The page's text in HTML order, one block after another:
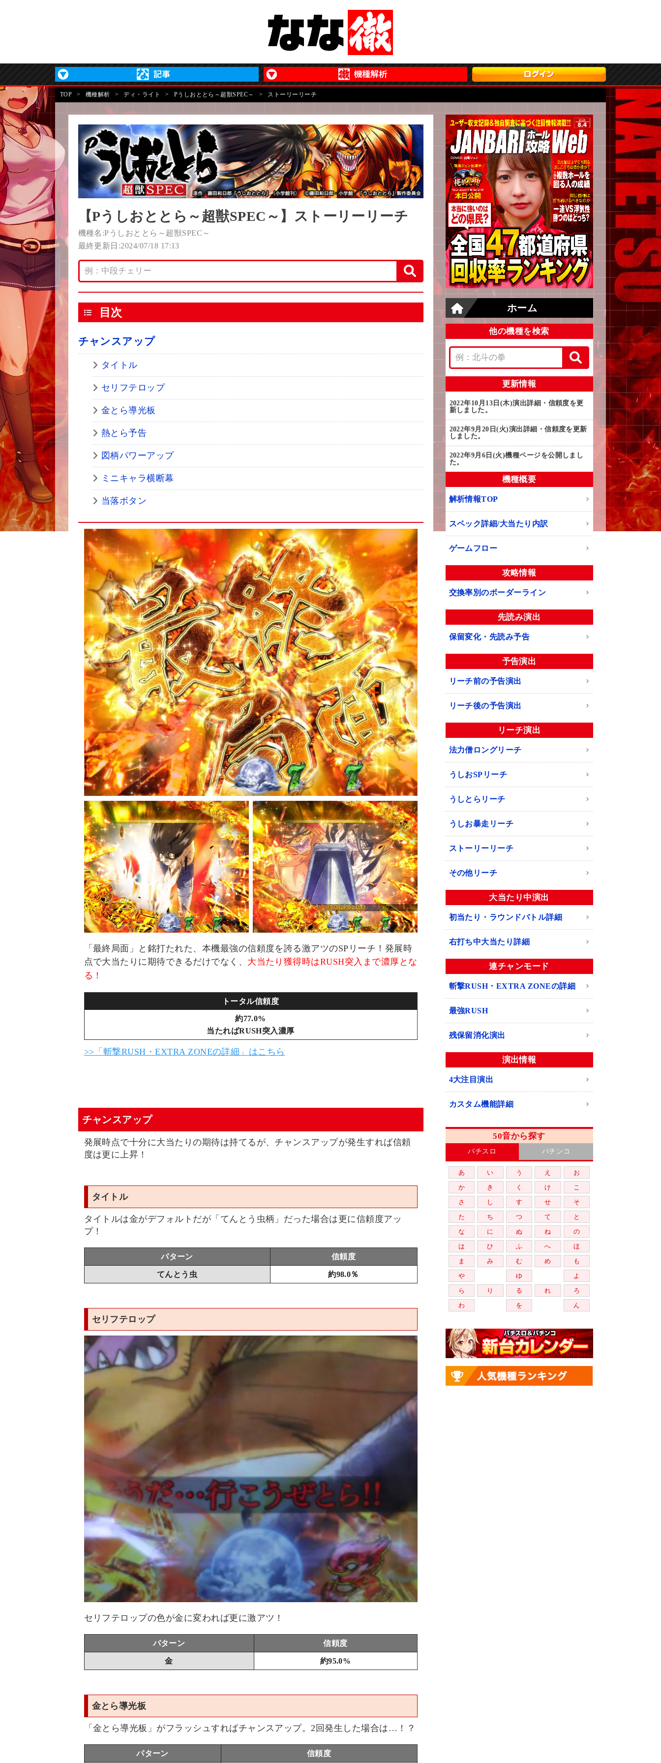
TOP > 機種解析 > ディ・ライト > Pうしおととら～超獣SPEC～ > ストーリーリーチ
【Pうしおととら～超獣SPEC～】ストーリーリーチ
機種名:Pうしおととら～超獣SPEC～
最終更新日:2024/07/18 17:13
目次
チャンスアップ
タイトル
セリフテロップ
金とら導光板
熱とら予告
図柄パワーアップ
ミニキャラ横断幕
当落ボタン
「最終局面」と銘打たれた、本機最強の信頼度を誇る激アツのSPリーチ！発展時
点で大当たりに期待できるだけでなく、 大当たり獲得時はRUSH突入まで濃厚とな
る！
トータル信頼度
約77.0%
当たればRUSH突入濃厚
>>「斬撃RUSH・EXTRA ZONEの詳細」はこちら
チャンスアップ
発展時点で十分に大当たりの期待は持てるが、チャンスアップが発生すれば信頼
度は更に上昇！
タイトル
タイトルは金がデフォルトだが「てんとう虫柄」だった場合は更に信頼度アッ
プ！
パターン 信頼度
てんとう虫 約98.0％
セリフテロップ
セリフテロップの色が金に変われば更に激アツ！
パターン 信頼度
金 約95.0%
金とら導光板
「金とら導光板」がフラッシュすればチャンスアップ。2回発生した場合は…！？
パターン 信頼度
ホーム
他の機種を検索
更新情報
2022年10月13日(木)演出詳細・信頼度を更
新しました。
2022年9月20日(火)演出詳細・信頼度を更新
しました。
2022年9月6日(火)機種ページを公開しまし
た。
機種概要
解析情報TOP
スペック詳細/大当たり内訳
ゲームフロー
攻略情報
交換率別のボーダーライン
先読み演出
保留変化・先読み予告
予告演出
リーチ前の予告演出
リーチ後の予告演出
リーチ演出
法力僧ロングリーチ
うしおSPリーチ
うしとらリーチ
うしお暴走リーチ
ストーリーリーチ
その他リーチ
大当たり中演出
初当たり・ラウンドバトル詳細
右打ち中大当たり詳細
連チャンモード
斬撃RUSH・EXTRA ZONEの詳細
最強RUSH
残保留消化演出
演出情報
4大注目演出
カスタム機能詳細
50音から探す
パチスロ パチンコ
あ い う え
お
か
き く け
こ
さ
し す せ
そ
た
ち つ て
と
な
に ぬ ね
の
は
ひ ふ へ
ほ
ま
み む め
も
や
ゆ
よ
ら
り る れ
ろ
わ
を ん